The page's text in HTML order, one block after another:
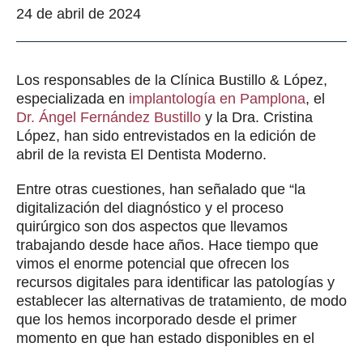
24 de abril de 2024
Los responsables de la Clínica Bustillo & López,
especializada en implantología en Pamplona, el
Dr. Ángel Fernández Bustillo y la Dra. Cristina
López, han sido entrevistados en la edición de
abril de la revista El Dentista Moderno.
Entre otras cuestiones, han señalado que “la
digitalización del diagnóstico y el proceso
quirúrgico son dos aspectos que llevamos
trabajando desde hace años. Hace tiempo que
vimos el enorme potencial que ofrecen los
recursos digitales para identificar las patologías y
establecer las alternativas de tratamiento, de modo
que los hemos incorporado desde el primer
momento en que han estado disponibles en el